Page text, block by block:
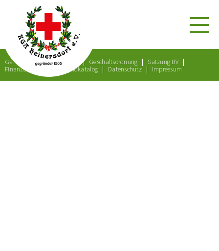
Gartenordnung Satzung Geschäftsordnung
Satzung BV
Finanzordnung
Bußgeldkatalog Datenschutz Impressum